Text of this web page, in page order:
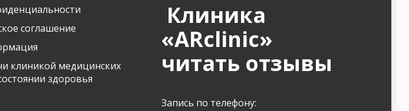
соглашение
клиникой медицинских
здоровья
Клиника
«ARclinic»
читать отзывы
Запись по телефону:
РЅР°
РґР°РЅРЅС‹С…